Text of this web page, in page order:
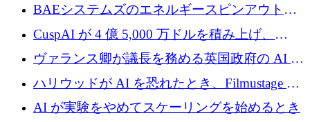
BAEシステムズのエネルギースピンアウト原
子力タービンが1500万ポンドの資金調達でス
テルスから浮上
CuspAI が 4 億 5,000 万ドルを積み上げ、
Resist.UA が 5,000 万ユーロの基金を立ち上
げ、DSIT が廃止される
ヴァランス卿が議長を務める英国政府の AI タ
スクフォースが発足
ハリウッドが AI を恐れたとき、Filmustage は
代わりにプリプロダクションに賭けました
AI が実験をやめてスケーリングを始めるとき